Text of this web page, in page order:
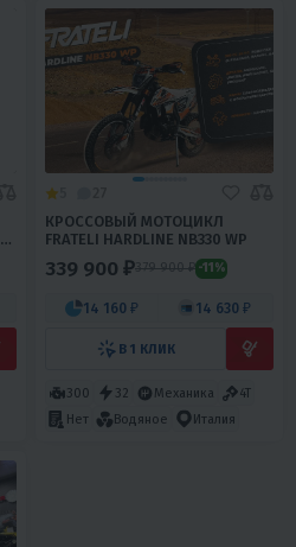
КРОССОВЫЙ МОТОЦИКЛ
FRATELI HARDLINE NB330 WP
339 900 ₽379 900 ₽ -11%
14 160 ₽ 14 630 ₽
В 1 КЛИК
300 32 Механика
4T
Нет
Водяное Италия